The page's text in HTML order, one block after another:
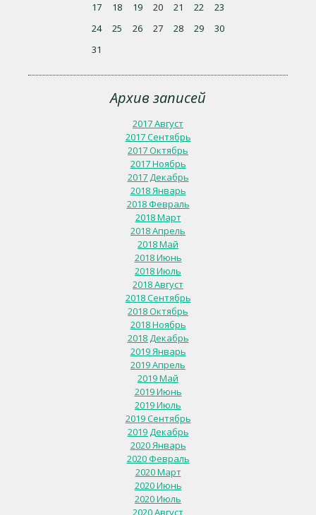
17
18 19 20 21 22
23
24
25 26 27 28 29
30
31
Архив записей
2017 Август
2017 Сентябрь
2017 Октябрь
2017 Ноябрь
2017 Декабрь
2018 Январь
2018 Февраль
2018 Март
2018 Апрель
2018 Май
2018 Июнь
2018 Июль
2018 Август
2018 Сентябрь
2018 Октябрь
2018 Ноябрь
2018 Декабрь
2019 Январь
2019 Апрель
2019 Май
2019 Июнь
2019 Июль
2019 Сентябрь
2019 Декабрь
2020 Январь
2020 Февраль
2020 Март
2020 Июнь
2020 Июль
2020 Август